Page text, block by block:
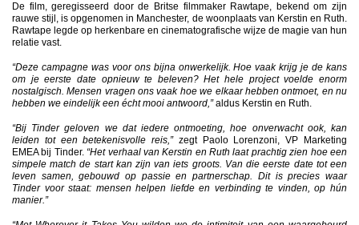
De film, geregisseerd door de Britse filmmaker Rawtape, bekend om zijn
rauwe stijl, is opgenomen in Manchester, de woonplaats van Kerstin en Ruth.
Rawtape legde op herkenbare en cinematografische wijze de magie van hun
relatie vast.
“Deze campagne was voor ons bijna onwerkelijk. Hoe vaak krijg je de kans
om je eerste date opnieuw te beleven? Het hele project voelde enorm
nostalgisch. Mensen vragen ons vaak hoe we elkaar hebben ontmoet, en nu
hebben we eindelijk een écht mooi antwoord,”aldus Kerstin en Ruth.
“Bij Tinder geloven we dat iedere ontmoeting, hoe onverwacht ook, kan
leiden tot een betekenisvolle reis,” zegt Paolo Lorenzoni, VP Marketing
EMEA bij Tinder. “Het verhaal van Kerstin en Ruth laat prachtig zien hoe een
simpele match de start kan zijn van iets groots. Van die eerste date tot een
leven samen, gebouwd op passie en partnerschap. Dit is precies waar
Tinder voor staat: mensen helpen liefde en verbinding te vinden, op hún
manier.”